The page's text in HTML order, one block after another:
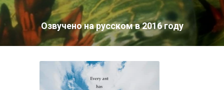
Озвучено на русском в 2016 году